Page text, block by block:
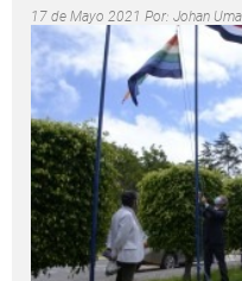
17 de Mayo 2021 Por: Johan